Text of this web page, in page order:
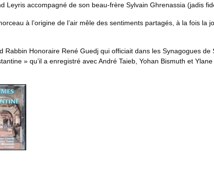
Leyris accompagné de son beau-frère Sylvain Ghrenassia (jadis
à l’origine de l’air mêle des sentiments partagés, à la fois
Rabbin Honoraire René Guedj qui officiait dans les Synagogues
» qu’il a enregistré avec André Taieb, Yohan Bismuth et